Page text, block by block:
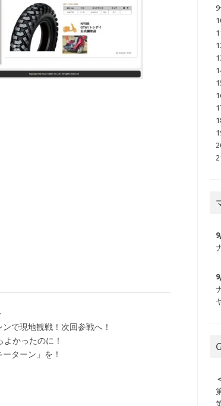
ンで現地観戦！次回参戦へ！
よかったのに ！
ターン」を！